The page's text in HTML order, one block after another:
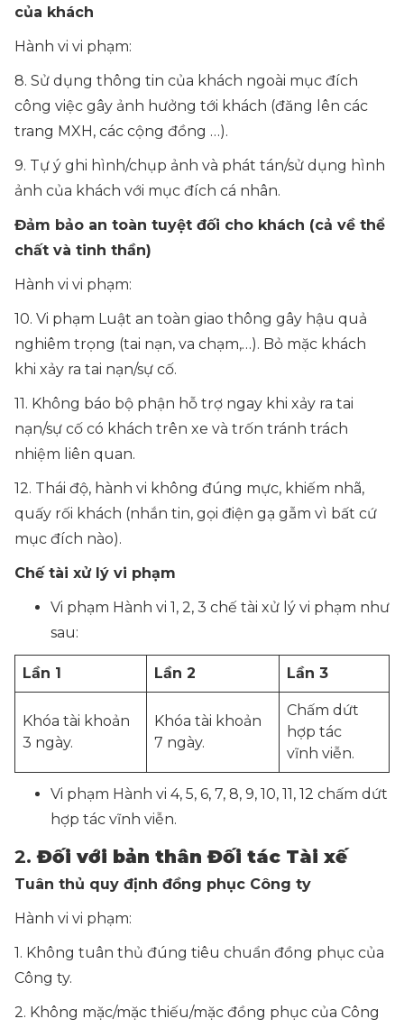
của khách
Hành vi vi phạm:
8. Sử dụng thông tin của khách ngoài mục đích
công việc gây ảnh hưởng tới khách (đăng lên các
trang MXH, các cộng đồng …).
9. Tự ý ghi hình/chụp ảnh và phát tán/sử dụng hình
ảnh của khách với mục đích cá nhân.
Đảm bảo an toàn tuyệt đối cho khách (cả về thể
chất và tinh thần)
Hành vi vi phạm:
10. Vi phạm Luật an toàn giao thông gây hậu quả
nghiêm trọng (tai nạn, va chạm,…). Bỏ mặc khách
khi xảy ra tai nạn/sự cố.
11. Không báo bộ phận hỗ trợ ngay khi xảy ra tai
nạn/sự cố có khách trên xe và trốn tránh trách
nhiệm liên quan.
12. Thái độ, hành vi không đúng mực, khiếm nhã,
quấy rối khách (nhắn tin, gọi điện gạ gẫm vì bất cứ
mục đích nào).
Chế tài xử lý vi phạm
Vi phạm Hành vi 1, 2, 3 chế tài xử lý vi phạm như
sau:
Lần 1 Lần 2 Lần 3
Khóa tài khoản
3 ngày.
Khóa tài khoản
7 ngày.
Chấm dứt
hợp tác
vĩnh viễn.
Vi phạm Hành vi 4, 5, 6, 7, 8, 9, 10, 11, 12 chấm dứt
hợp tác vĩnh viễn.
2.Đối với bản thân Đối tác Tài xế
Tuân thủ quy định đồng phục Công ty
Hành vi vi phạm:
1. Không tuân thủ đúng tiêu chuẩn đồng phục của
Công ty.
2. Không mặc/mặc thiếu/mặc đồng phục của Công